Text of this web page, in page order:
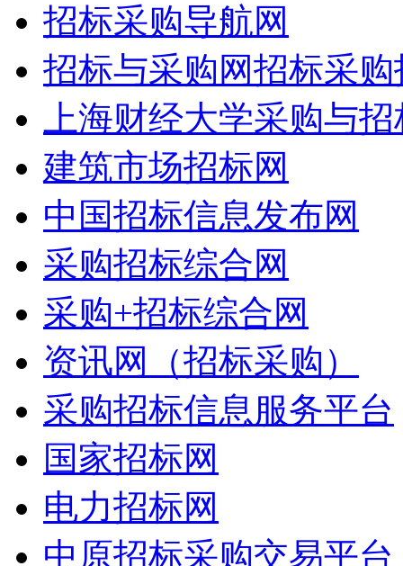
招标采购导航网
招标与采购网招标采
上海财经大学采购与
建筑市场招标网
中国招标信息发布网
采购招标综合网
采购+招标综合网
资讯网（招标采购）
采购招标信息服务平台
国家招标网
电力招标网
中原招标采购交易平台